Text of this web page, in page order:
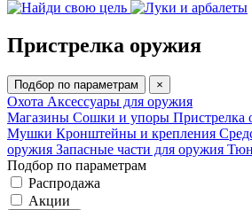
Пристрелка оружия
Подбор по параметрам ×
Охота Аксессуары для оружия
Магазины Сошки и упоры Пристрелка
Мушки Кронштейны и крепления
оружия Запасные части для оружия
Подбор по параметрам
Распродажа
Акции